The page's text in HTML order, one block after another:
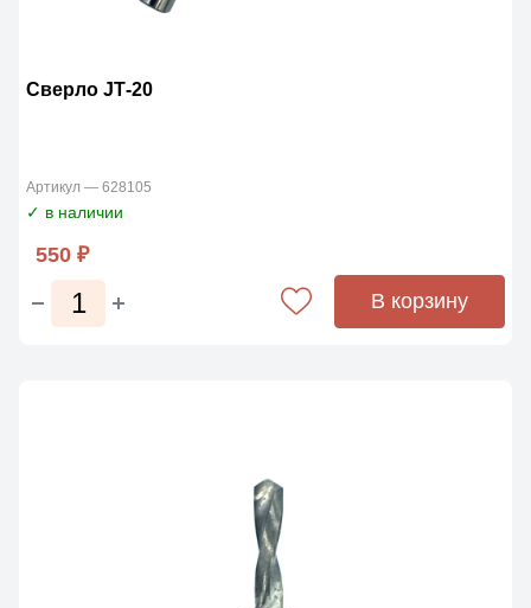
Сверло JТ-20
Артикул — 628105
✓ в наличии
550 ₽
В корзину